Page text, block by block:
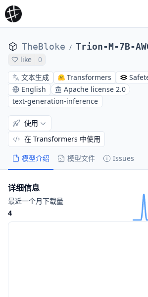
TheBloke / Trion-M-7B-
like
0
文本生成
Transformers
English
Apache license 2.0
text-generation-inference
模型介绍 模型文件 Issues
使用
在 Transformers 中使用
详细信息
最近一个月下载量
4